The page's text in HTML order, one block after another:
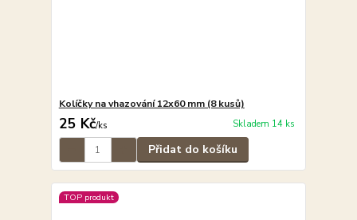
Kolíčky na vhazování 12x60 mm (8 kusů)
25 Kč/ks Skladem 14 ks
Přidat do košíku
TOP produkt